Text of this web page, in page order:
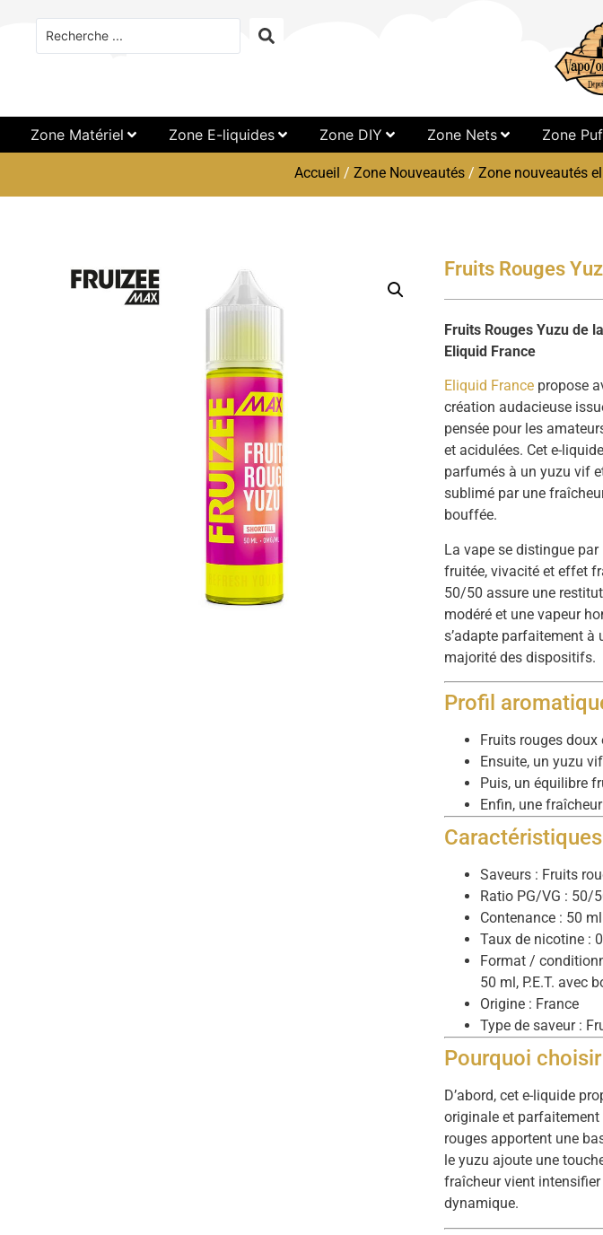
Zone Matériel Zone E-liquides Zone DIY Zone Nets Zone
Accueil / Zone Nouveautés / Zone nouveautés
Fruits Rouges
Fruits Rouges Yuzu de
Eliquid France
Eliquid France propose
création audacieuse
pensée pour les
et acidulées. Cet e-
parfumés à un yuzu vif
sublimé par une
bouffée.
La vape se distingue
fruitée, vivacité et effet
50/50 assure une
modéré et une vapeur
s’adapte parfaitement
majorité des dispositifs.
Profil
Fruits rouges doux
Ensuite, un yuzu
Puis, un équilibre
Enfin, une
Saveurs : Fruits
Ratio PG/VG : 50/
Contenance : 50 ml
Taux de nicotine :
Format /
50 ml, P.E.T. avec
Origine : France
Type de saveur :
Pourquoi
D’abord, cet e-liquide
originale et
rouges apportent une
le yuzu ajoute une
fraîcheur vient intensifier
dynamique.